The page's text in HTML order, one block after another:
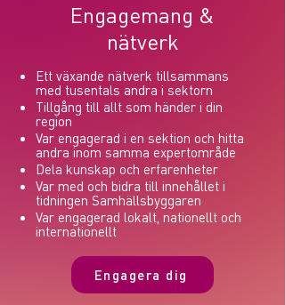
Engagemang &
nätverk
Ett växande nätverk tillsammans
med tusentals andra i sektorn
Tillgång till allt som händer i din
region
Var engagerad i en sektion och hitta
andra inom samma expertområde
Dela kunskap och erfarenheter
Var med och bidra till innehållet i
tidningen Samhällsbyggaren
Var engagerad lokalt, nationellt och
internationellt
Engagera dig